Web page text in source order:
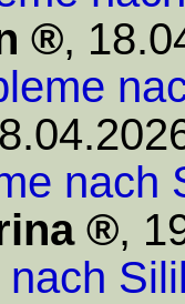
,
nach
,